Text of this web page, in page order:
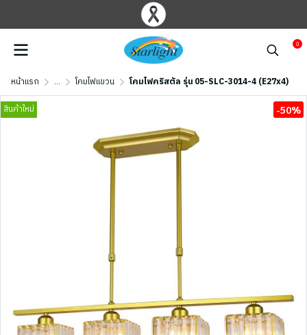
0
หน้าแรก ... โคมไฟแขวน โคมไฟคริสตัล รุ่น 05-SLC-3014-4 (E27x4)
สินค้าใหม่ -50%